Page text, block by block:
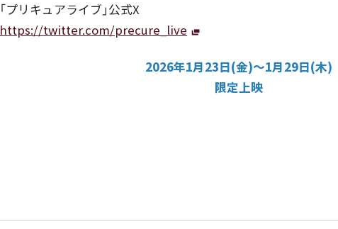
「プリキュアライブ」公式X
https://twitter.com/precure_live
2026年1月23日(金)～1月29日(木)
限定上映